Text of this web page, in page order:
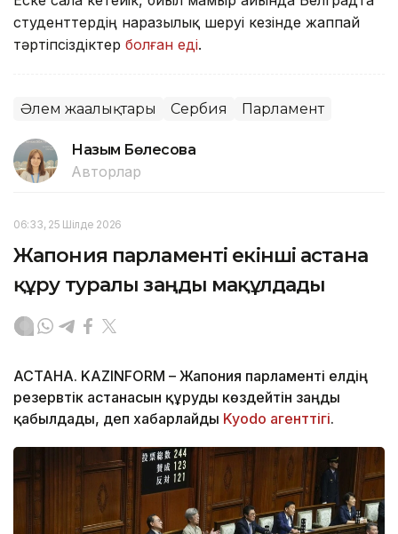
студенттердің наразылық шеруі кезінде жаппай
тәртіпсіздіктер болған еді.
Әлем жаңалықтары Сербия Парламент
Назым Бөлесова
Авторлар
06:33, 25 Шілде 2026
Жапония парламенті екінші астана
құру туралы заңды мақұлдады
АСТАНА. KAZINFORM – Жапония парламенті елдің
резервтік астанасын құруды көздейтін заңды
қабылдады, деп хабарлайды Kyodo агенттігі.